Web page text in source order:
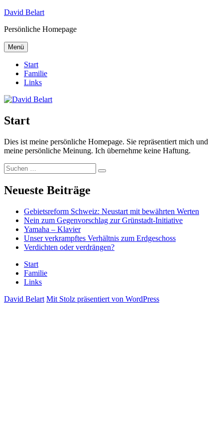
Zum
springen
David Belart
Persönliche Homepage
Menü
Start
Familie
Links
Start
Dies ist meine persönliche Homepage. Sie repräsentiert mich und
meine persönliche Meinung. Ich übernehme keine Haftung.
Suche
nach:
Suchen
Neueste Beiträge
Gebietsreform Schweiz: Neustart mit bewährten Werten
Nein zum Gegenvorschlag zur Grünstadt-Initiative
Yamaha – Klavier
Unser verkrampftes Verhältnis zum Erdgeschoss
Verdichten oder verdrängen?
Start
Familie
Links
David Belart Mit Stolz präsentiert von WordPress